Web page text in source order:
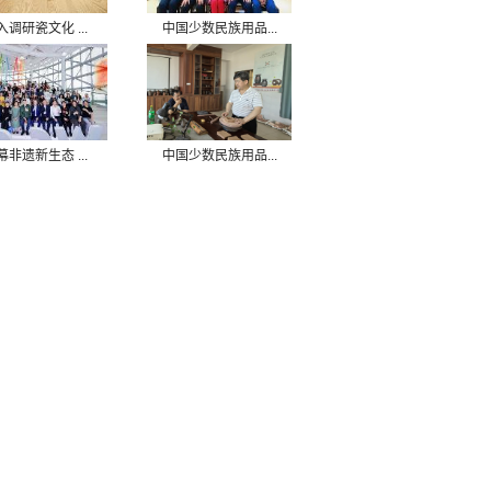
调研瓷文化 ... 中国少数民族用品...
非遗新生态 ... 中国少数民族用品...